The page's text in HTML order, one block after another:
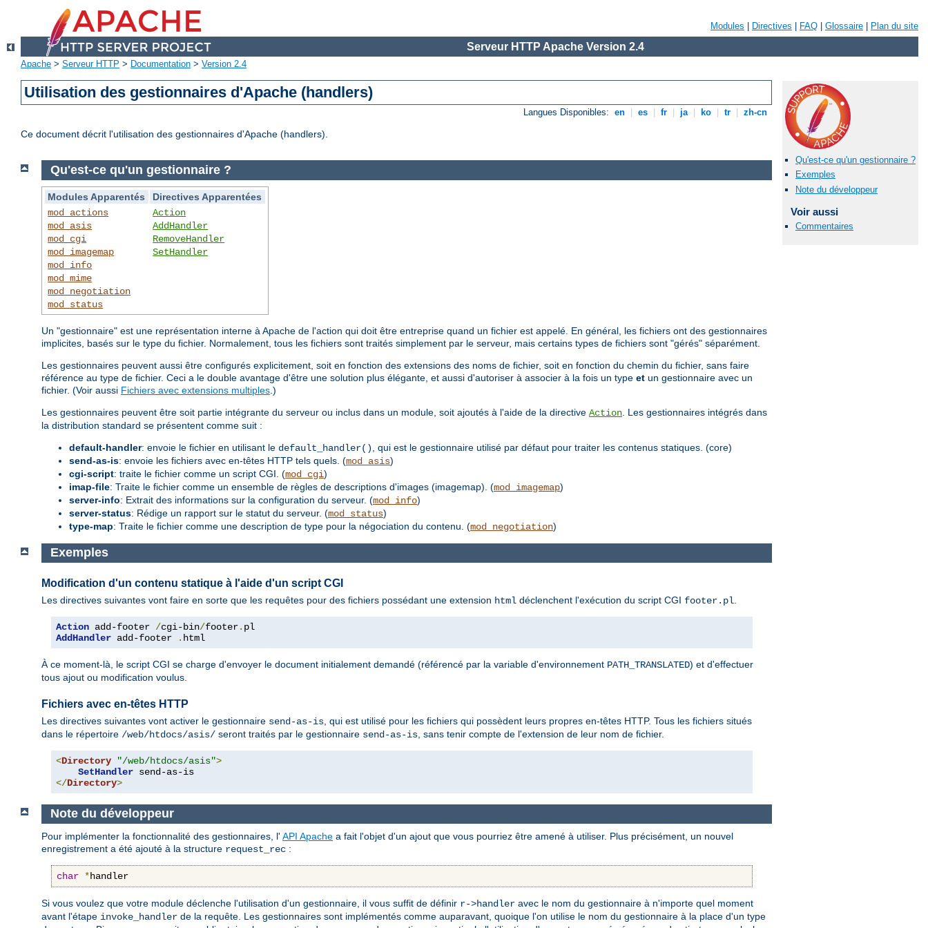
Modules Directives FAQ Glossaire Plan du site
Serveur HTTP Apache Version 2.4
Apache > Serveur HTTP > Documentation > Version 2.4
Utilisation des gestionnaires d'Apache (handlers)
Langues Disponibles: en es fr ja ko tr zh-cn
Ce document décrit l'utilisation des gestionnaires d'Apache (handlers).
Qu'est-ce qu'un gestionnaire ?
Exemples
Note du développeur
Voir aussi
Commentaires
Qu'est-ce qu'un gestionnaire ?
Modules Apparentés
Directives Apparentées
mod_actions
mod_asis
mod_cgi
mod_imagemap
mod_info
mod_mime
mod_negotiation
mod_status
Action
AddHandler
RemoveHandler
SetHandler
Un "gestionnaire" est une représentation interne à Apache de l'action qui doit être entreprise quand un fichier est appelé. En général, les fichiers ont des gestionnaires
implicites, basés sur le type du fichier. Normalement, tous les fichiers sont traités simplement par le serveur, mais certains types de fichiers sont "gérés" séparément.
Les gestionnaires peuvent aussi être configurés explicitement, soit en fonction des extensions des noms de fichier, soit en fonction du chemin du fichier, sans faire
référence au type de fichier. Ceci a le double avantage d'être une solution plus élégante, et aussi d'autoriser à associer à la fois un type et un gestionnaire avec un
fichier. (Voir aussi Fichiers avec extensions multiples .)
Les gestionnaires peuvent être soit partie intégrante du serveur ou inclus dans un module, soit ajoutés à l'aide de la directive Action . Les gestionnaires intégrés dans
la distribution standard se présentent comme suit :
default-handler: envoie le fichier en utilisant le default_handler()
, qui est le gestionnaire utilisé par défaut pour traiter les contenus statiques. (core)
send-as-is: envoie les fichiers avec en-têtes HTTP tels quels. (mod_asis)
cgi-script: traite le fichier comme un script CGI. (mod_cgi)
imap-file: Traite le fichier comme un ensemble de règles de descriptions d'images (imagemap). (mod_imagemap)
server-info: Extrait des informations sur la configuration du serveur. (mod_info)
server-status: Rédige un rapport sur le statut du serveur. (mod_status)
type-map: Traite le fichier comme une description de type pour la négociation du contenu. (mod_negotiation)
Exemples
Modification d'un contenu statique à l'aide d'un script CGI
Les directives suivantes vont faire en sorte que les requêtes pour des fichiers possédant une extension html déclenchent l'exécution du script CGI footer.pl.
Action add-footer /cgi-bin/footer.
AddHandler add-footer . html
À ce moment-là, le script CGI se charge d'envoyer le document initialement demandé (référencé par la variable d'environnement PATH_TRANSLATED) et d'effectuer
tous ajout ou modification voulus.
Fichiers avec en-têtes HTTP
Les directives suivantes vont activer le gestionnaire send-as-is, qui est utilisé pour les fichiers qui possèdent leurs propres en-têtes HTTP. Tous les fichiers situés
dans le répertoire /web/htdocs/asis/ seront traités par le gestionnaire send-as-is, sans tenir compte de l'extension de leur nom de fichier.
<Directory "/web/htdocs/asis">
SetHandler
</Directory>
Note du développeur
Pour implémenter la fonctionnalité des gestionnaires, l' API Apache a fait l'objet d'un ajout que vous pourriez être amené à utiliser. Plus précisément, un nouvel
enregistrement a été ajouté à la structure request_rec :
char *handler
Si vous voulez que votre module déclenche l'utilisation d'un gestionnaire, il vous suffit de définir r->handler avec le nom du gestionnaire à n'importe quel moment
avant l'étape invoke_handler de la requête. Les gestionnaires sont implémentés comme auparavant, quoique l'on utilise le nom du gestionnaire à la place d'un type